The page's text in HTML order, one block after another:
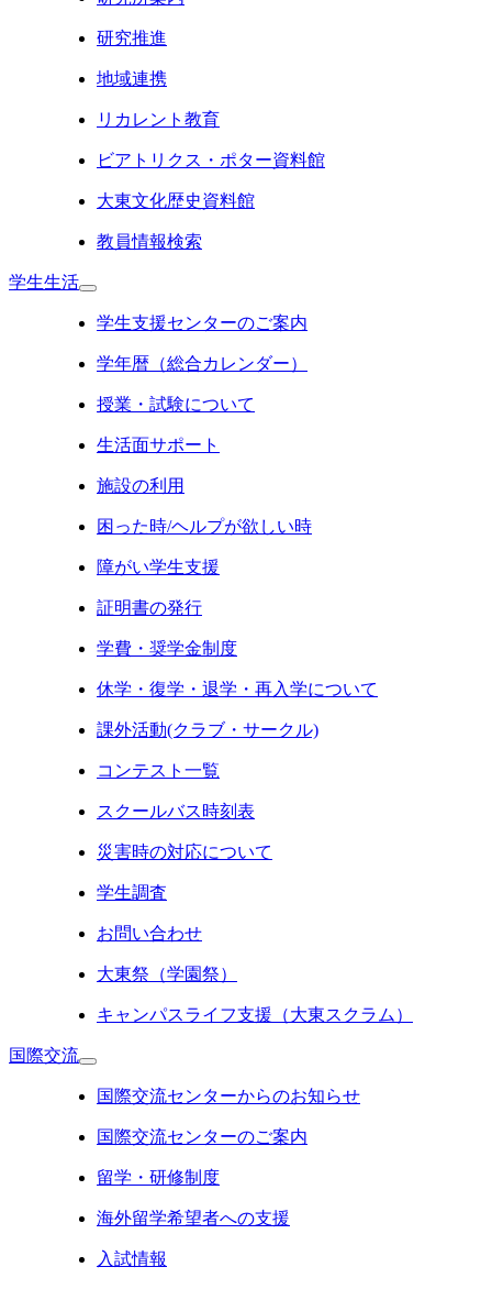
研究推進
地域連携
リカレント教育
ビアトリクス・ポター資料館
大東文化歴史資料館
教員情報検索
学生生活
学生支援センターのご案内
学年暦（総合カレンダー）
授業・試験について
生活面サポート
施設の利用
困った時/ヘルプが欲しい時
障がい学生支援
証明書の発行
学費・奨学金制度
休学・復学・退学・再入学について
課外活動(クラブ・サークル)
コンテスト一覧
スクールバス時刻表
災害時の対応について
学生調査
お問い合わせ
大東祭（学園祭）
キャンパスライフ支援（大東スクラム）
国際交流
国際交流センターからのお知らせ
国際交流センターのご案内
留学・研修制度
海外留学希望者への支援
入試情報